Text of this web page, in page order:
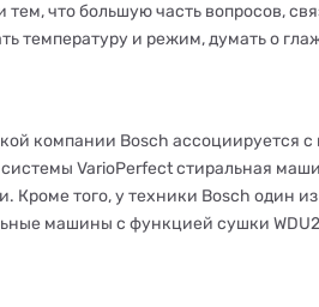
тем, что большую часть вопросов,
температуру и режим, думать о
компании Bosch ассоциируется
VarioPerfect стиральная
Кроме того, у техники Bosch один
машины с функцией сушки